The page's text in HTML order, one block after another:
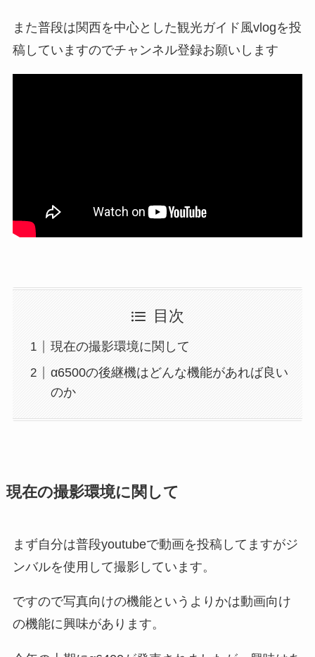
また普段は関西を中心とした観光ガイド風vlogを投
稿していますのでチャンネル登録お願いします
目次
現在の撮影環境に関して
α6500の後継機はどんな機能があれば良い
のか
現在の撮影環境に関して
まず自分は普段youtubeで動画を投稿してますがジ
ンバルを使用して撮影しています。
ですので写真向けの機能というよりかは動画向け
の機能に興味があります。